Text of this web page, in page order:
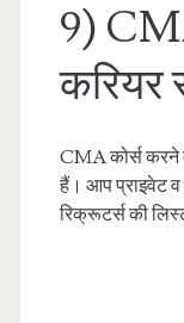
9)
करियर
CMA कोर्स करने
हैं। आप प्राइवेट
रिक्रूटर्स की